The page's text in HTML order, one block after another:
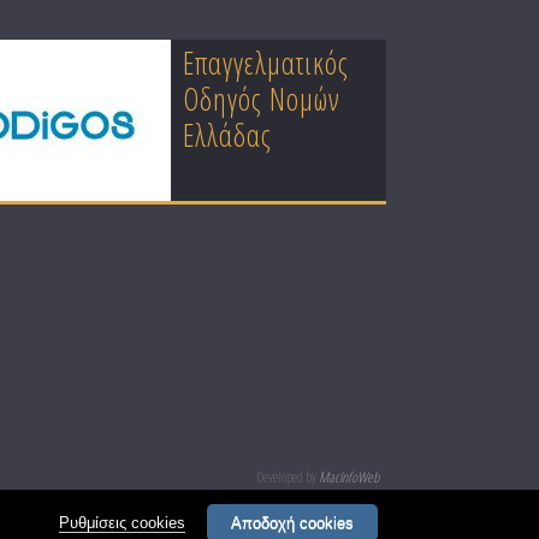
Επαγγελματικός
Οδηγός Νομών
Ελλάδας
Κατασκευή
Επαγγελματικών
Ιστοσελίδων
Developed by MacInfoWeb
Ρυθμίσεις cookies Αποδοχή cookies